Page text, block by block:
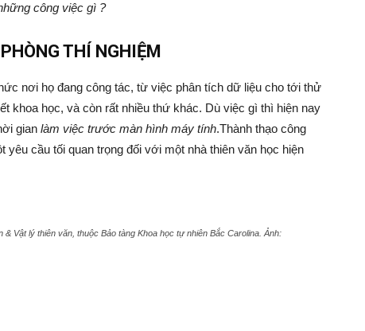
công việc gì ?
THÍ NGHIỆM
nơi họ đang công tác, từ việc phân tích dữ liệu cho tới thử
khoa học, và còn rất nhiều thứ khác. Dù việc gì thì hiện nay
gian làm việc trước màn hình máy tính.Thành thạo công
yêu cầu tối quan trọng đối với một nhà thiên văn học hiện
Vật lý thiên văn, thuộc Bảo tàng Khoa học tự nhiên Bắc Carolina. Ảnh: